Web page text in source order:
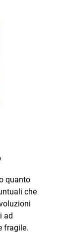
quanto
che
ad
fragile.